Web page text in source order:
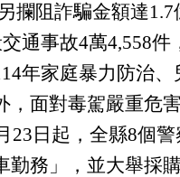
攔阻詐騙金額達
通事故4萬4,558件
年家庭暴力防治
，面對毒駕嚴重危
23日起，全縣8個
勤務」，並大舉採